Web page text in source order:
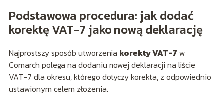
Podstawowa procedura: jak dodać
korektę VAT-7 jako nową deklarację
Najprostszy sposób utworzenia korekty VAT-7 w
Comarch polega na dodaniu nowej deklaracji na liście
VAT-7 dla okresu, którego dotyczy korekta, z odpowiednio
ustawionym celem złożenia.